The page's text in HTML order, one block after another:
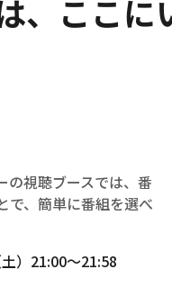
、ここ
視聴ブースでは、番
で、簡単に番組を選べ
）21:00～21:58